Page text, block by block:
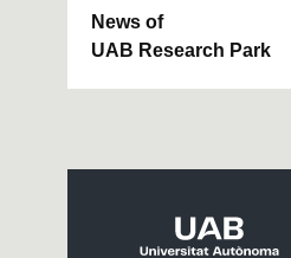
News of
UAB Research Park